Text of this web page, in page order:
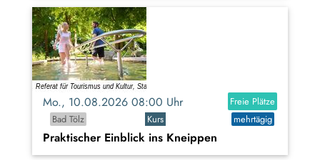
Mo., 10.08.2026 08:00 Uhr
Freie Plätze
Bad Tölz
Kurs mehrtägig
Praktischer Einblick ins Kneippen